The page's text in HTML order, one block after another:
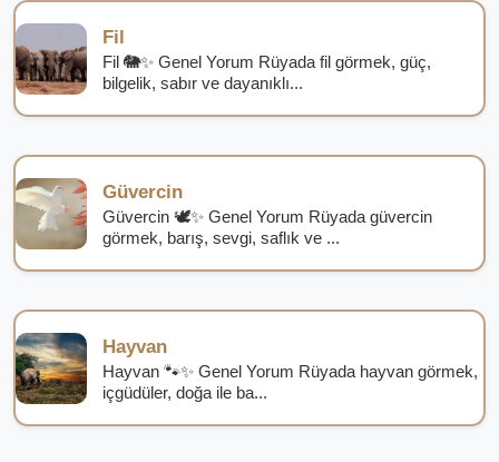
Fil
Fil 🐘✨ Genel Yorum Rüyada fil görmek, güç,
bilgelik, sabır ve dayanıklı...
Güvercin
Güvercin 🕊️✨ Genel Yorum Rüyada güvercin
görmek, barış, sevgi, saflık ve ...
Hayvan
Hayvan 🐾✨ Genel Yorum Rüyada hayvan görmek,
içgüdüler, doğa ile ba...